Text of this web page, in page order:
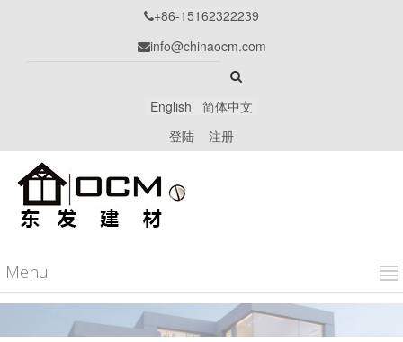
+86-15162322239
info@chinaocm.com
English
简体中文
登陆
注册
Menu